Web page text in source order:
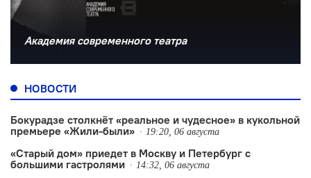
Академия современного театра
НОВОСТИ
Бокурадзе столкнëт «реальное и чудесное» в кукольной
премьере «Жили-были»
19:20, 06 августа
«Старый дом» приедет в Москву и Петербург с
большими гастролями
14:32, 06 августа